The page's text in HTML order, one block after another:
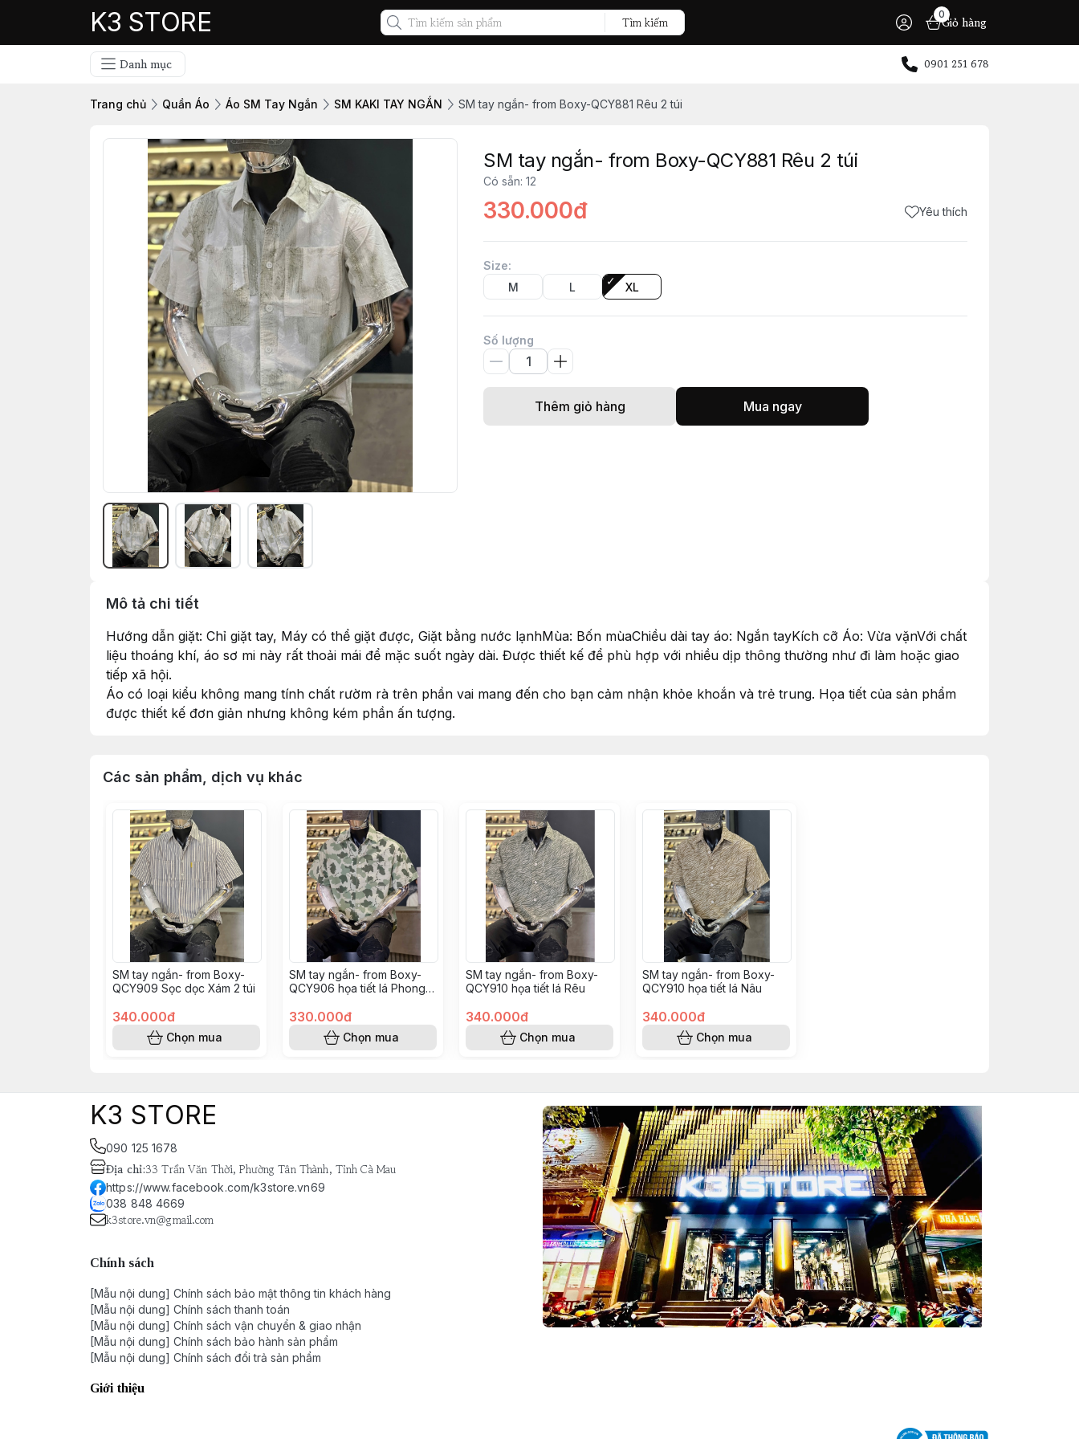
K3 STORE Tìm kiếm
0
Giỏ hàng
Danh mục 0901 251 678
Trang chủ Quần Áo Áo SM Tay Ngắn SM KAKI TAY NGẮN SM tay ngắn- from Boxy-QCY881 Rêu 2 túi
SM tay ngắn- from Boxy-QCY881 Rêu 2 túi
Có sẵn: 12
330.000đ Yêu thích
Size:
M
L XL
Số lượng
Thêm giỏ hàng Mua ngay
Mô tả chi tiết
Hướng dẫn giặt: Chỉ giặt tay, Máy có thể giặt được, Giặt bằng nước lạnhMùa: Bốn mùaChiều dài tay áo: Ngắn tayKích cỡ Áo: Vừa vặnVới chất
liệu thoáng khí, áo sơ mi này rất thoải mái để mặc suốt ngày dài. Được thiết kế để phù hợp với nhiều dịp thông thường như đi làm hoặc giao
tiếp xã hội.
Áo có loại kiểu không mang tính chất rườm rà trên phần vai mang đến cho bạn cảm nhận khỏe khoắn và trẻ trung. Họa tiết của sản phẩm
được thiết kế đơn giản nhưng không kém phần ấn tượng.
Các sản phẩm, dịch vụ khác
SM tay ngắn- from Boxy-
QCY909 Sọc dọc Xám 2 túi
340.000đ
Chọn mua
SM tay ngắn- from Boxy-
QCY906 họa tiết lá Phong
330.000đ
Chọn mua
SM tay ngắn- from Boxy-
QCY910 họa tiết lá Rêu
340.000đ
Chọn mua
SM tay ngắn- from Boxy-
QCY910 họa tiết lá Nâu
340.000đ
Chọn mua
K3 STORE
090 125 1678
Địa chỉ:33 Trần Văn Thời, Phường Tân Thành, Tỉnh Cà Mau
https://www.facebook.com/k3store.vn69
038 848 4669
k3store.vn@gmail.com
Chính sách
[Mẫu nội dung] Chính sách bảo mật thông tin khách hàng
[Mẫu nội dung] Chính sách thanh toán
[Mẫu nội dung] Chính sách vận chuyển & giao nhận
[Mẫu nội dung] Chính sách bảo hành sản phẩm
[Mẫu nội dung] Chính sách đổi trả sản phẩm
Giới thiệu